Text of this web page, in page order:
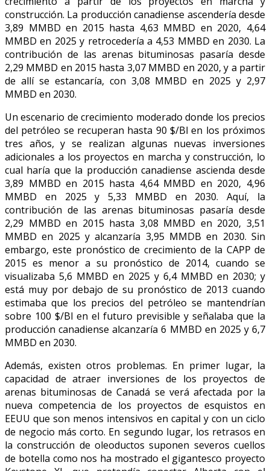
construcción. La producción canadiense ascendería desde
3,89 MMBD en 2015 hasta 4,63 MMBD en 2020, 4,64
MMBD en 2025 y retrocedería a 4,53 MMBD en 2030. La
contribución de las arenas bituminosas pasaría desde
2,29 MMBD en 2015 hasta 3,07 MMBD en 2020, y a partir
de allí se estancaría, con 3,08 MMBD en 2025 y 2,97
MMBD en 2030.
Un escenario de crecimiento moderado donde los precios
del petróleo se recuperan hasta 90 $/Bl en los próximos
tres años, y se realizan algunas nuevas inversiones
adicionales a los proyectos en marcha y construcción, lo
cual haría que la producción canadiense ascienda desde
3,89 MMBD en 2015 hasta 4,64 MMBD en 2020, 4,96
MMBD en 2025 y 5,33 MMBD en 2030. Aquí, la
contribución de las arenas bituminosas pasaría desde
2,29 MMBD en 2015 hasta 3,08 MMBD en 2020, 3,51
MMBD en 2025 y alcanzaría 3,95 MMDB en 2030. Sin
embargo, este pronóstico de crecimiento de la CAPP de
2015 es menor a su pronóstico de 2014, cuando se
visualizaba 5,6 MMBD en 2025 y 6,4 MMBD en 2030; y
está muy por debajo de su pronóstico de 2013 cuando
estimaba que los precios del petróleo se mantendrían
sobre 100 $/Bl en el futuro previsible y señalaba que la
producción canadiense alcanzaría 6 MMBD en 2025 y 6,7
MMBD en 2030.
Además, existen otros problemas. En primer lugar, la
capacidad de atraer inversiones de los proyectos de
arenas bituminosas de Canadá se verá afectada por la
nueva competencia de los proyectos de esquistos en
EEUU que son menos intensivos en capital y con un ciclo
de negocio más corto. En segundo lugar, los retrasos en
la construcción de oleoductos suponen severos cuellos
de botella como nos ha mostrado el gigantesco proyecto